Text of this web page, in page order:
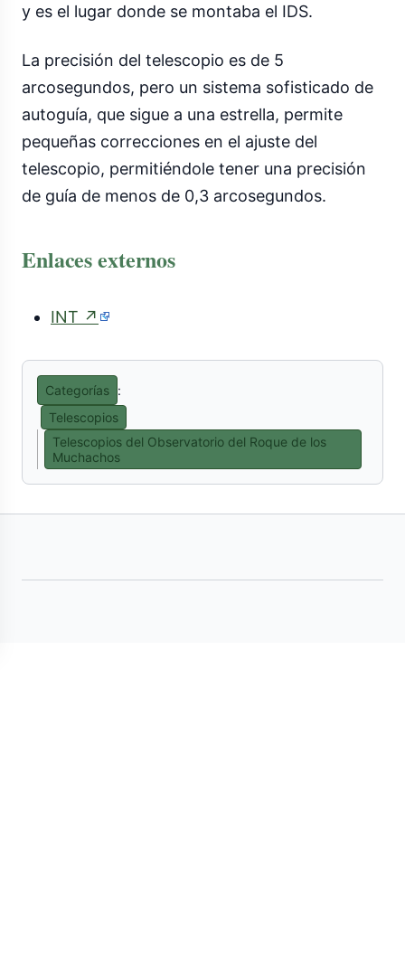
y es el lugar donde se montaba el IDS.
La precisión del telescopio es de 5
arcosegundos, pero un sistema sofisticado de
autoguía, que sigue a una estrella, permite
pequeñas correcciones en el ajuste del
telescopio, permitiéndole tener una precisión
de guía de menos de 0,3 arcosegundos.
Enlaces externos
INT ↗ (enlace
Categorías :
Telescopios
Telescopios del Observatorio del Roque de los
Muchachos